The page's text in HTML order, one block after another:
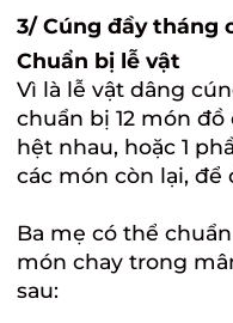
3/ Cúng đầy tháng
Chuẩn bị lễ vật
Vì là lễ vật dâng
chuẩn bị 12 món
hệt nhau, hoặc 1
các món còn lại, để
Ba mẹ có thể
món chay trong
sau: